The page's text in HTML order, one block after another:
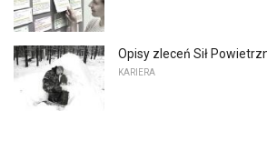
Opisy zleceń Sił
KARIERA